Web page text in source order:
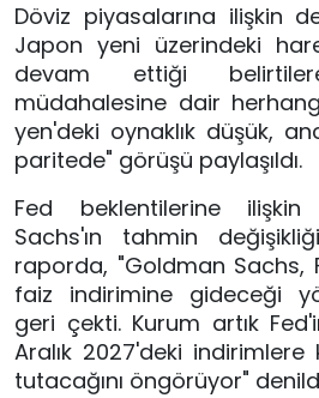
Döviz piyasalarına ilişkin
Japon yeni üzerindeki
devam ettiği
müdahalesine dair
yen'deki oynaklık düşük,
paritede" görüşü paylaşıldı.
Fed beklentilerine
Sachs'ın tahmin
raporda, "Goldman Sachs,
faiz indirimine gideceği
geri çekti. Kurum artık
Aralık 2027'deki
tutacağını öngörüyor"